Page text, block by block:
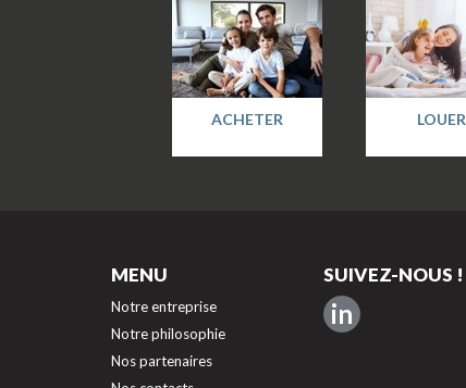
ACHETER LOUER
MENU
Notre entreprise
Notre philosophie
Nos partenaires
SUIVEZ-NOUS !
in